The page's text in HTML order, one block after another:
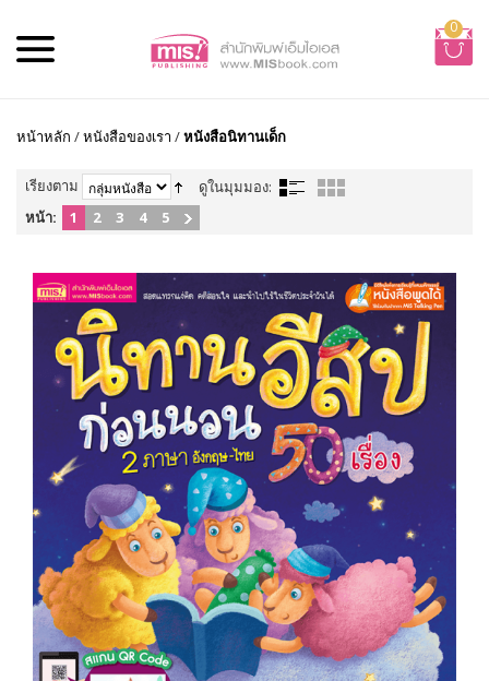
0
หน้าหลัก /หนังสือของเรา /หนังสือนิทานเด็ก
เรียงตาม
ดูในมุมมอง:
หน้า:
1 2 3 4 5